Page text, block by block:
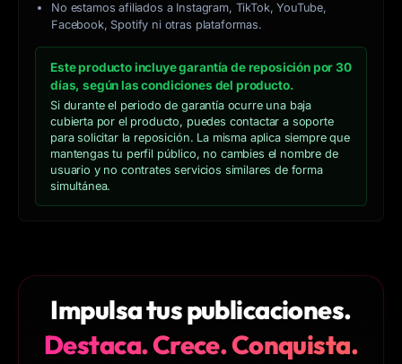
No estamos afiliados a Instagram, TikTok, YouTube,
Facebook, Spotify ni otras plataformas.
Este producto incluye garantía de reposición por 30
días, según las condiciones del producto.
Si durante el periodo de garantía ocurre una baja
cubierta por el producto, puedes contactar a soporte
para solicitar la reposición. La misma aplica siempre que
mantengas tu perfil público, no cambies el nombre de
usuario y no contrates servicios similares de forma
simultánea.
Impulsa tuspublicaciones.
Destaca. Crece. Conquista.